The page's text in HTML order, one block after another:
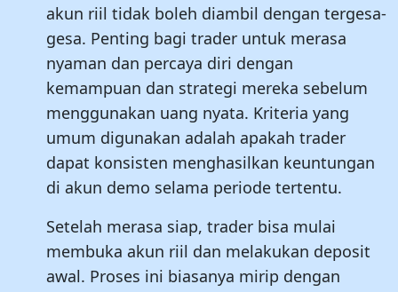
akun riil tidak boleh diambil dengan tergesa-
gesa. Penting bagi trader untuk merasa
nyaman dan percaya diri dengan
kemampuan dan strategi mereka sebelum
menggunakan uang nyata. Kriteria yang
umum digunakan adalah apakah trader
dapat konsisten menghasilkan keuntungan
di akun demo selama periode tertentu.
Setelah merasa siap, trader bisa mulai
membuka akun riil dan melakukan deposit
awal. Proses ini biasanya mirip dengan